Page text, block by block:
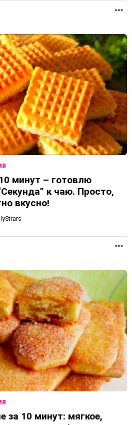
минут – готовлю
к чаю. Просто,
вкусно!
за 10 минут: мягкое,